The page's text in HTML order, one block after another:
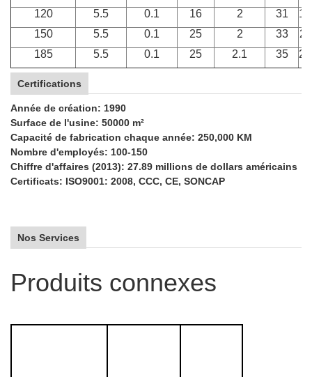
120
5.5 0.1 16 2 31
150
5.5 0.1 25 2 33
185
5.5 0.1 25 2.1 35
Certifications
Année de création: 1990
Surface de l'usine: 50000 m²
Capacité de fabrication chaque année: 250,000 KM
Nombre d'employés: 100-150
Chiffre d'affaires (2013): 27.89 millions de dollars américains
Certificats: ISO9001: 2008, CCC, CE, SONCAP
Nos Services
Produits connexes